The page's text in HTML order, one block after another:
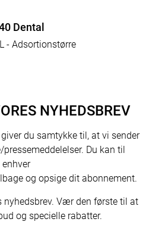
Dental
- Adsortionstørre
NYHEDSBREV
du samtykke til, at vi sender
Du kan til
enhver
og opsige dit abonnement.
nyhedsbrev. Vær den første til at
og specielle rabatter.